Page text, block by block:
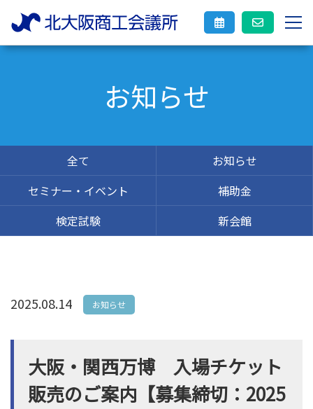
お知らせ
全て
お知らせ
セミナー・イベント
補助金
検定試験
新会館
2025.08.14 お知らせ
大阪・関西万博 入場チケット
販売のご案内【募集締切：2025